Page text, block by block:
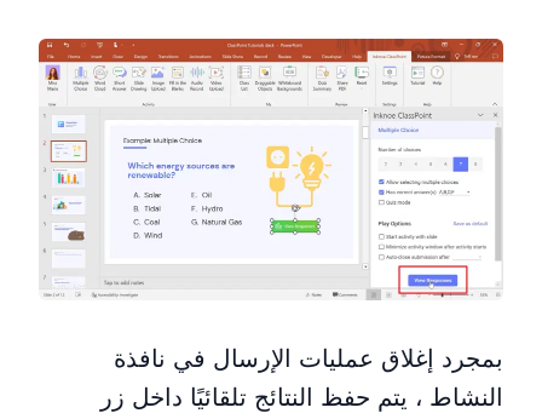
بمجرد إغلاق عمليات الإرسال في نافذة
النشاط ، يتم حفظ النتائج تلقائيًا داخل زر